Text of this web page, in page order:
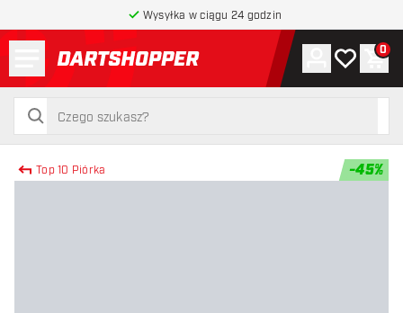
Wysyłka w ciągu 24 godzin
powrót do strony głównej
szukaj
szukaj
Konto
Moja lista
0
Top 10 Piórka -45%